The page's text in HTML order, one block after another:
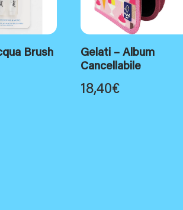
Brush
Gelati – Album
Cancellabile
18,40€